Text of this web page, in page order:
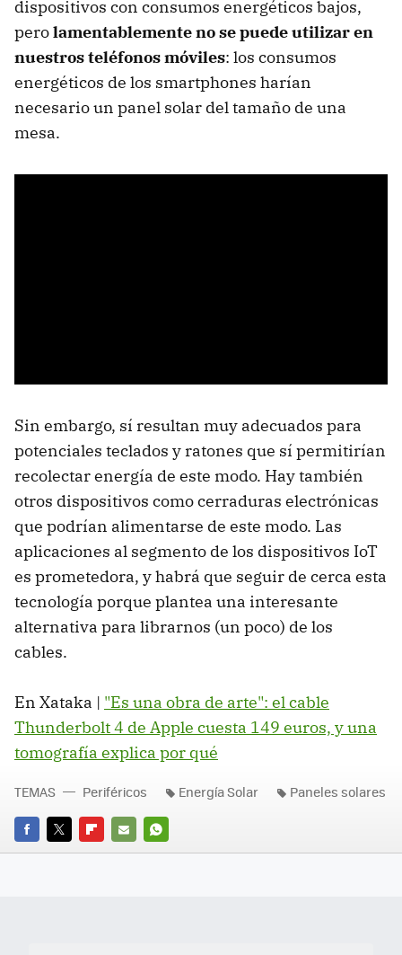
dispositivos con consumos energéticos bajos,
perolamentablemente no se puede utilizar en
nuestros teléfonos móviles: los consumos
energéticos de los smartphones harían
necesario un panel solar del tamaño de una
mesa.
Sin embargo, sí resultan muy adecuados para
potenciales teclados y ratones que sí permitirían
recolectar energía de este modo. Hay también
otros dispositivos como cerraduras electrónicas
que podrían alimentarse de este modo. Las
aplicaciones al segmento de los dispositivos IoT
es prometedora, y habrá que seguir de cerca esta
tecnología porque plantea una interesante
alternativa para librarnos (un poco) de los
cables.
En Xataka | "Es una obra de arte": el cable
Thunderbolt 4 de Apple cuesta 149 euros, y una
tomografía explica por qué
FACEBOOK
TWITTERFLIPBOARD
E-
WHATSAPP
TEMAS Periféricos Energía Solar Paneles solares